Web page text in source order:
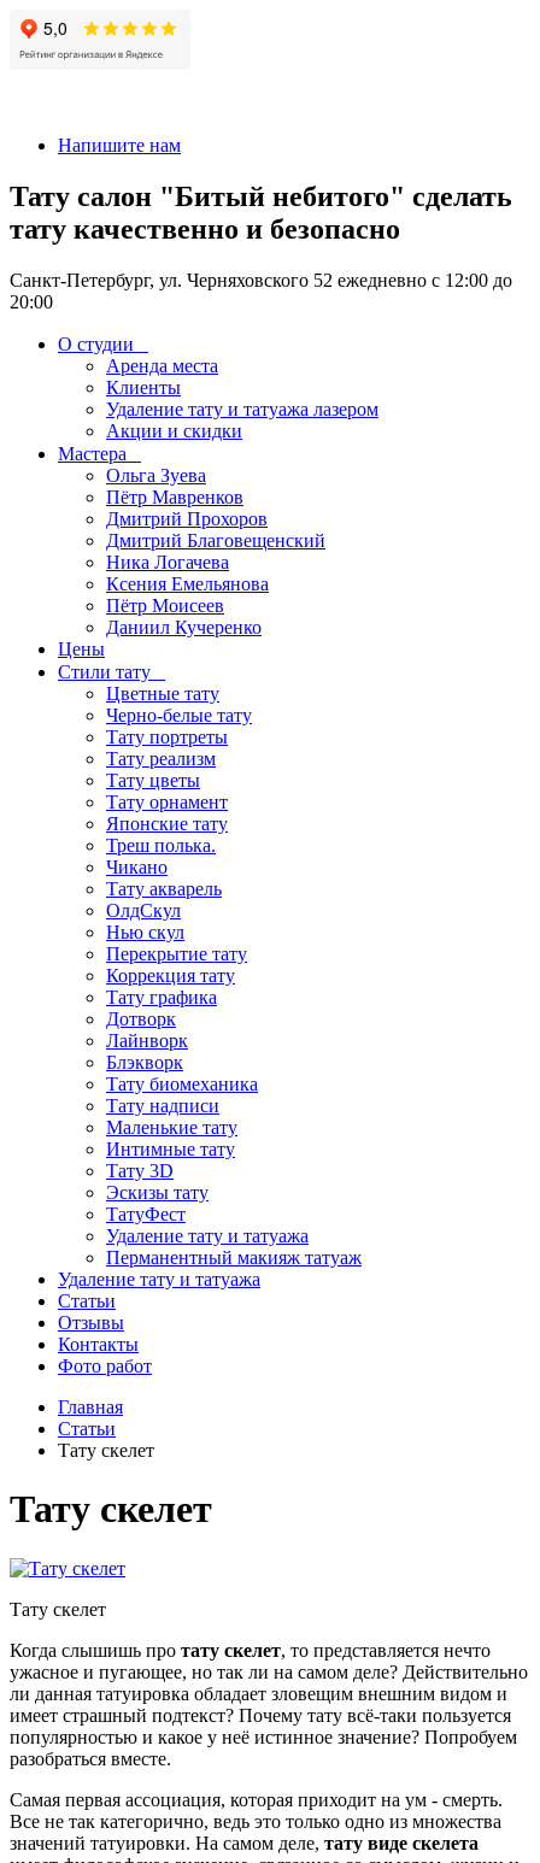
Напишите нам
Тату салон "Битый небитого" сделать
тату качественно и безопасно
Санкт-Петербург, ул. Черняховского 52 ежедневно с 12:00 до
20:00
О студии
Аренда места
Клиенты
Удаление тату и татуажа лазером
Акции и скидки
Мастера
Ольга Зуева
Пётр Мавренков
Дмитрий Прохоров
Дмитрий Благовещенский
Ника Логачева
Ксения Емельянова
Пётр Моисеев
Даниил Кучеренко
Цены
Стили тату
Цветные тату
Черно-белые тату
Тату портреты
Тату реализм
Тату цветы
Тату орнамент
Японские тату
Треш полька.
Чикано
Тату акварель
ОлдСкул
Нью скул
Перекрытие тату
Коррекция тату
Тату графика
Дотворк
Лайнворк
Блэкворк
Тату биомеханика
Тату надписи
Маленькие тату
Интимные тату
Тату 3D
Эскизы тату
ТатуФест
Удаление тату и татуажа
Перманентный макияж татуаж
Удаление тату и татуажа
Статьи
Отзывы
Контакты
Фото работ
Главная
Статьи
Тату скелет
Тату скелет
Тату скелет
Когда слышишь про тату скелет, то представляется нечто
ужасное и пугающее, но так ли на самом деле? Действительно
ли данная татуировка обладает зловещим внешним видом и
имеет страшный подтекст? Почему тату всё-таки пользуется
популярностью и какое у неё истинное значение? Попробуем
разобраться вместе.
Самая первая ассоциация, которая приходит на ум - смерть.
Все не так категорично, ведь это только одно из множества
значений татуировки. На самом деле, тату виде скелета